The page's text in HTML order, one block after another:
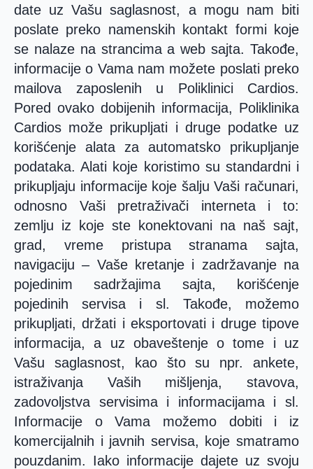
date uz Vašu saglasnost, a mogu nam biti
poslate preko namenskih kontakt formi koje
se nalaze na strancima a web sajta. Takođe,
informacije o Vama nam možete poslati preko
mailova zaposlenih u Poliklinici Cardios.
Pored ovako dobijenih informacija, Poliklinika
Cardios može prikupljati i druge podatke uz
korišćenje alata za automatsko prikupljanje
podataka. Alati koje koristimo su standardni i
prikupljaju informacije koje šalju Vaši računari,
odnosno Vaši pretraživači interneta i to:
zemlju iz koje ste konektovani na naš sajt,
grad, vreme pristupa stranama sajta,
navigaciju – Vaše kretanje i zadržavanje na
pojedinim sadržajima sajta, korišćenje
pojedinih servisa i sl. Takođe, možemo
prikupljati, držati i eksportovati i druge tipove
informacija, a uz obaveštenje o tome i uz
Vašu saglasnost, kao što su npr. ankete,
istraživanja Vaših mišljenja, stavova,
zadovoljstva servisima i informacijama i sl.
Informacije o Vama možemo dobiti i iz
komercijalnih i javnih servisa, koje smatramo
pouzdanim. Iako informacije dajete uz svoju